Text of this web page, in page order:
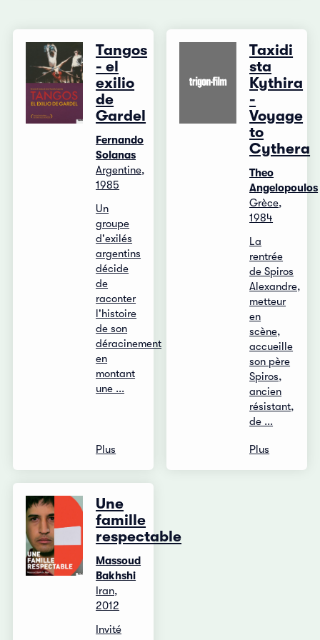
Tangos
- el
exilio
de
Gardel
Fernando
Solanas
Argentine,
1985
Un
groupe
d'exilés
argentins
décide
de
raconter
l'histoire
de son
déracinement
en
montant
une ...
Plus
Taxidi
sta
Kythira
-
Voyage
to
Cythera
Theo
Angelopoulos
Grèce,
1984
La
rentrée
de Spiros
Alexandre,
metteur
en
scène,
accueille
son père
Spiros,
ancien
résistant,
de ...
Plus
Une
famille
respectable
Massoud
Bakhshi
Iran,
2012
Invité